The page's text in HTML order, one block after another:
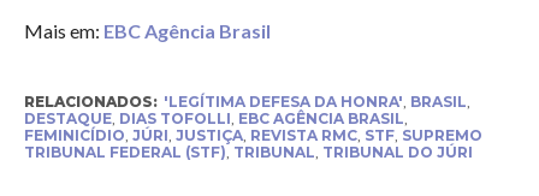
Mais em: EBC Agência Brasil
RELACIONADOS: 'LEGÍTIMA DEFESA DA HONRA', BRASIL,
DESTAQUE, DIAS TOFOLLI, EBC AGÊNCIA BRASIL,
FEMINICÍDIO, JÚRI, JUSTIÇA, REVISTA RMC, STF, SUPREMO
TRIBUNAL FEDERAL (STF), TRIBUNAL, TRIBUNAL DO JÚRI